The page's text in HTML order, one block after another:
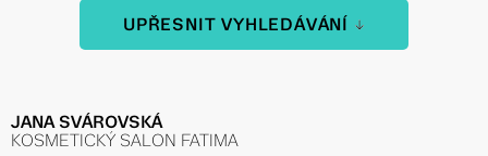
UPŘESNIT VYHLEDÁVÁNÍ
JANA SVÁROVSKÁ
KOSMETICKÝ SALON FATIMA